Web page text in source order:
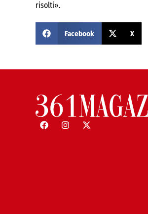
risolti».
Facebook X